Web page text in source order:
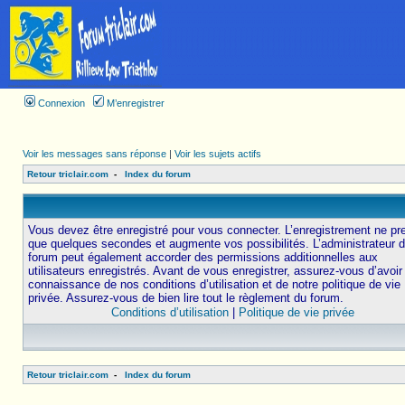
Connexion M’enregistrer
Voir les messages sans réponse | Voir les sujets actifs
Retour triclair.com - Index du forum
Vous devez être enregistré pour vous connecter. L’enregistrement ne
que quelques secondes et augmente vos possibilités. L’administrateur
forum peut également accorder des permissions additionnelles aux
utilisateurs enregistrés. Avant de vous enregistrer, assurez-vous
connaissance de nos conditions d’utilisation et de notre politique de vie
privée. Assurez-vous de bien lire tout le règlement du forum.
Conditions d’utilisation
Politique de vie privée
Retour triclair.com - Index du forum